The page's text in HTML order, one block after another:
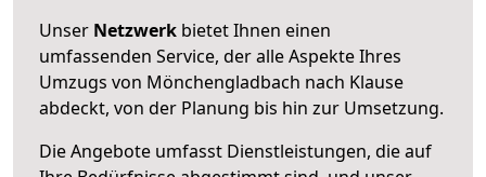
Unser Netzwerk bietet Ihnen einen
umfassenden Service, der alle Aspekte Ihres
Umzugs von Mönchengladbach nach Klause
abdeckt, von der Planung bis hin zur Umsetzung.
Die Angebote umfasst Dienstleistungen, die auf